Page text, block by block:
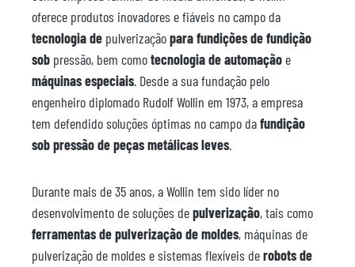
oferece produtos inovadores e fiáveis no campo da
tecnologia de pulverizaçãopara fundições de fundição
sob pressão, bem comotecnologia de automação e
máquinas especiais. Desde a sua fundação pelo
engenheiro diplomado Rudolf Wollin em 1973, a empresa
tem defendido soluções óptimas no campo dafundição
sob pressão de peças metálicas leves.
Durante mais de 35 anos, a Wollin tem sido líder no
desenvolvimento de soluções depulverização, tais como
ferramentas de pulverização de moldes, máquinas de
pulverização de moldes e sistemas flexíveis derobots de